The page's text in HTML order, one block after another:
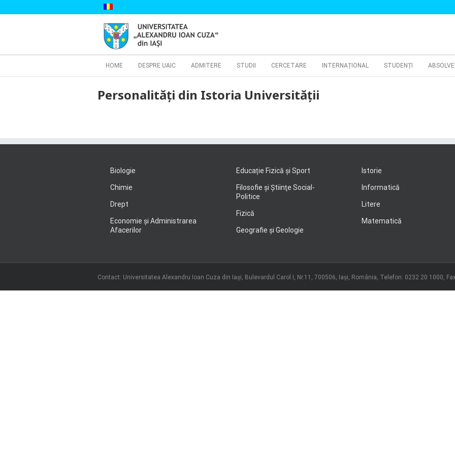
to
Cautare...
HOME DESPRE UAIC ADMITERE STUDII CERCETARE INTERNAȚIONAL STUDENȚI
Personalități din Istoria Universității
Biologie
Chimie
Drept
Economie şi Administrarea
Afacerilor
Educație Fizică și Sport
Filosofie şi Ştiinţe Social-
Politice
Fizică
Geografie şi Geologie
Istorie
Informatică
Litere
Matematică
Contact: Universitatea Alexandru Ioan Cuza din Iași, Bulevardul Carol I, Nr.11, 700506, Iaşi, România, Telefon: 0232 20 1000,